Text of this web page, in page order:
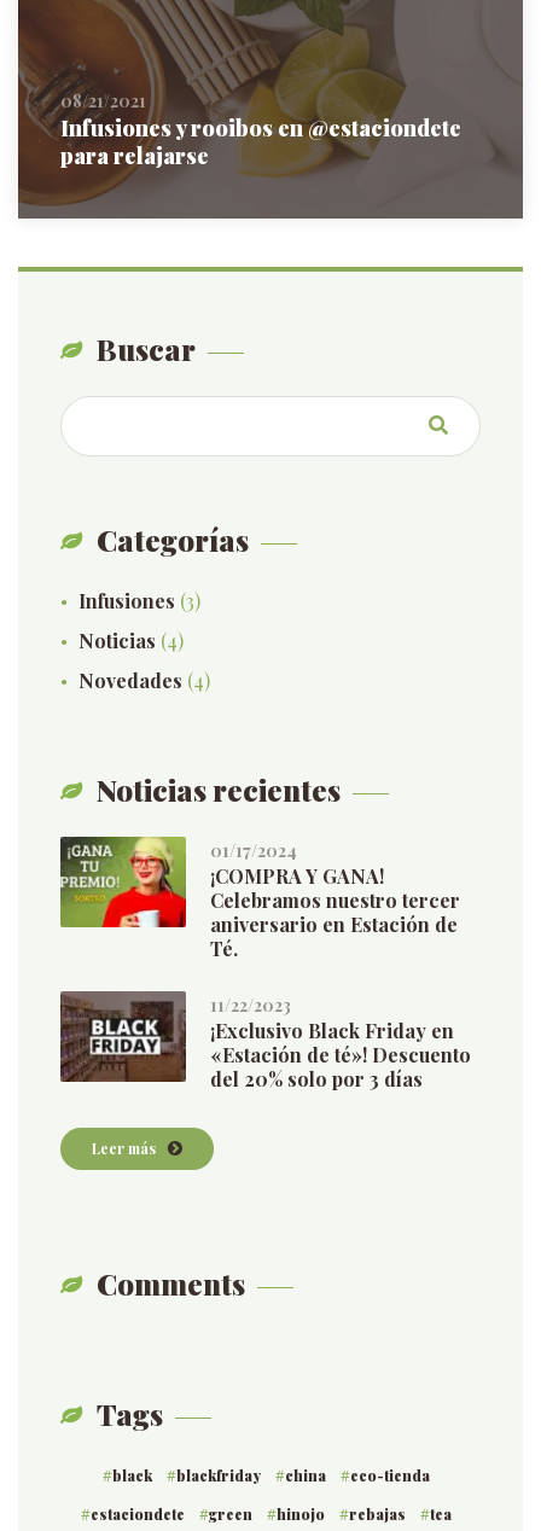
08/21/2021
Infusiones y rooibos en @estaciondete
para relajarse
Buscar
Categorías
Infusiones (3)
Noticias (4)
Novedades (4)
Noticias recientes
01/17/2024
¡COMPRA Y GANA!
Celebramos nuestro tercer
aniversario en Estación de
Té.
11/22/2023
¡Exclusivo Black Friday en
«Estación de té»! Descuento
del 20% solo por 3 días
Leer más
Comments
Tags
black blackfriday china
eco-tienda
estaciondete
green hinojo rebajas
tea